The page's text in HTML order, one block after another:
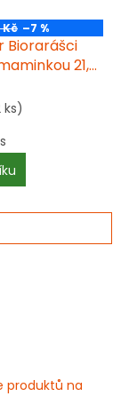
Kč –7 %
Biorarášci
21,6
ks)
produktů na